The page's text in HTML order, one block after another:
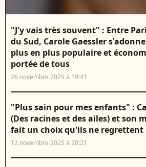
"J'y vais très souvent" : Entre
du Sud, Carole Gaessler
plus en plus populaire et
portée de tous
26 novembre 2025 à 19:41
"Plus sain pour mes enfants" :
(Des racines et des ailes) et son
fait un choix qu'ils ne regrettent
12 novembre 2025 à 20:21